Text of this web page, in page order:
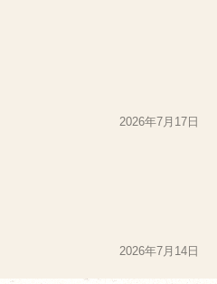
2026年7月17日
2026年7月14日